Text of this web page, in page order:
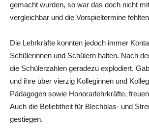
gemacht wurden, so war das doch nicht
vergleichbar und die Vorspieltermine
Die Lehrkräfte konnten jedoch immer
Schülerinnen und Schülern halten. Nach
die Schülerzahlen geradezu explodiert.
und ihre über vierzig Kolleginnen und
Pädagogen sowie Honorarlehrkräfte,
Auch die Beliebtheit für Blechblas- und
gestiegen.